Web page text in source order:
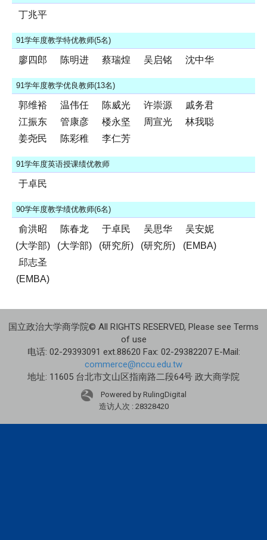
丁兆平
91学年度教学特优教师(5名)
廖四郎 陈明进 蔡瑞煌 吴启铭 沈中华
91学年度教学优良教师(13名)
郭维裕 温伟任 陈威光 许崇源
戚务君
江振东
管康彦 楼永坚 周宣光
林我聪
姜尧民
陈彩稚 李仁芳
91学年度英语授课绩优教师
于卓民
90学年度教学绩优教师(6名)
俞洪昭
(大学部)
陈春龙
(大学部)
于卓民
(研究所)
吴思华
(研究所)
吴安妮
(EMBA)
邱志圣
(EMBA)
国立政治大学商学院© All RIGHTS RESERVED, Please see Terms
of use
电话: 02-29393091 ext.88620 Fax: 02-29382207 E-Mail:
commerce@nccu.edu.tw
地址: 11605 台北市文山区指南路二段64号 政大商学院
Powered by RulingDigital
造访人次 : 28328420